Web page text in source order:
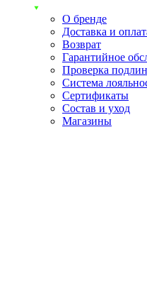
О бренде
Доставка и
Возврат
Гарантийное
Проверка
Система
Сертификаты
Состав и уход
Магазины